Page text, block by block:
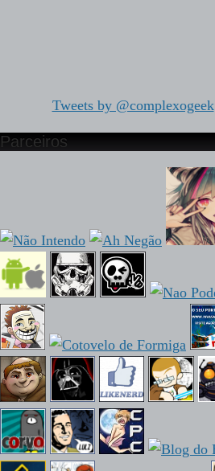
Tweets by @complexogeek
Parceiros